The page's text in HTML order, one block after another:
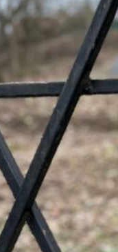
holokaustu a
a rasového násilia